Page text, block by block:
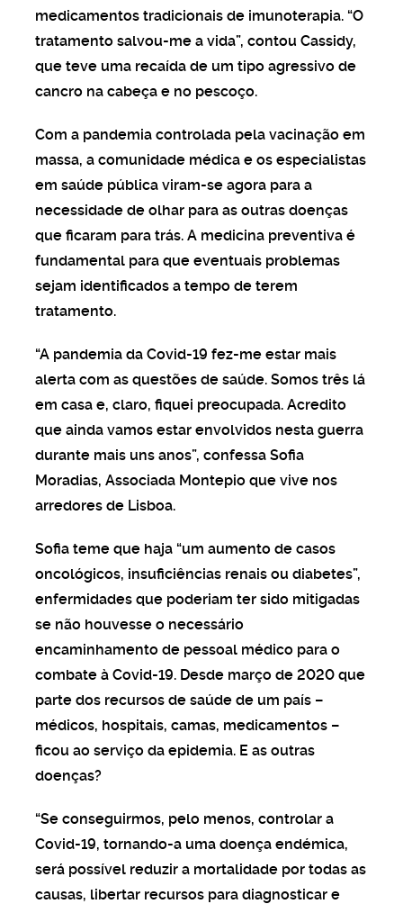
medicamentos tradicionais de imunoterapia. “O
tratamento salvou-me a vida”, contou Cassidy,
que teve uma recaída de um tipo agressivo de
cancro na cabeça e no pescoço.
Com a pandemia controlada pela vacinação em
massa, a comunidade médica e os especialistas
em saúde pública viram-se agora para a
necessidade de olhar para as outras doenças
que ficaram para trás. A medicina preventiva é
fundamental para que eventuais problemas
sejam identificados a tempo de terem
tratamento.
“A pandemia da Covid-19 fez-me estar mais
alerta com as questões de saúde. Somos três lá
em casa e, claro, fiquei preocupada. Acredito
que ainda vamos estar envolvidos nesta guerra
durante mais uns anos”, confessa Sofia
Moradias, Associada Montepio que vive nos
arredores de Lisboa.
Sofia teme que haja “um aumento de casos
oncológicos, insuficiências renais ou diabetes”,
enfermidades que poderiam ter sido mitigadas
se não houvesse o necessário
encaminhamento de pessoal médico para o
combate à Covid-19. Desde março de 2020 que
parte dos recursos de saúde de um país –
médicos, hospitais, camas, medicamentos –
ficou ao serviço da epidemia. E as outras
doenças?
“Se conseguirmos, pelo menos, controlar a
Covid-19, tornando-a uma doença endémica,
será possível reduzir a mortalidade por todas as
causas, libertar recursos para diagnosticar e